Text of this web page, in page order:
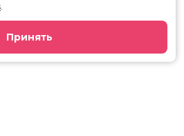
Принять